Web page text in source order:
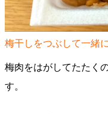
梅干しをつぶして一緒
梅肉をはがしてたたく
す。